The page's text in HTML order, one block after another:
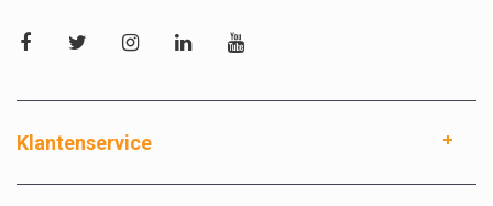
Klantenservice